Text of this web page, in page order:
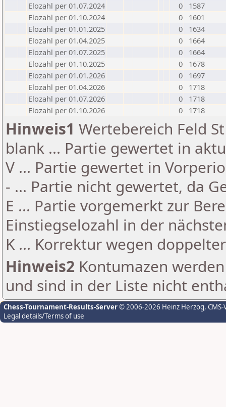
Elozahl per 01.07.2024
0
1587
Elozahl per 01.10.2024
0
1601
Elozahl per 01.01.2025
0
1634
Elozahl per 01.04.2025
0
1664
Elozahl per 01.07.2025
0
1664
Elozahl per 01.10.2025
0
1678
Elozahl per 01.01.2026
0
1697
Elozahl per 01.04.2026
0
1718
Elozahl per 01.07.2026
0
1718
Elozahl per 01.10.2026
0 1718
Hinweis1 Wertebereich Feld
blank ... Partie gewertet in
V ... Partie gewertet in
- ... Partie nicht gewertet, da
E ... Partie vorgemerkt zur
Einstiegselozahl in der
K ... Korrektur wegen
Hinweis2 Kontumazen
und sind in der Liste nicht
Chess-Tournament-Results-Server© 2006-2026 Heinz Herzog,
Legal details/Terms of use